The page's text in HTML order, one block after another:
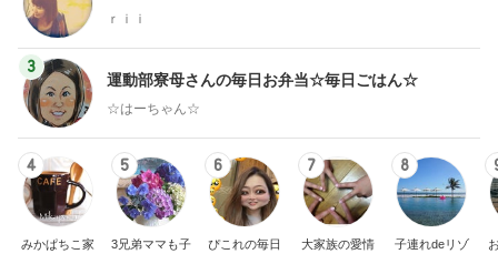
ｒｉｉ
3
運動部寮母さんの毎日お弁当☆毎日ごはん☆
☆はーちゃん☆
4
みかぱちこ家
5
3兄弟ママも子
6
ぴこれの毎日
7
大家族の愛情
8
子連れdeリゾ